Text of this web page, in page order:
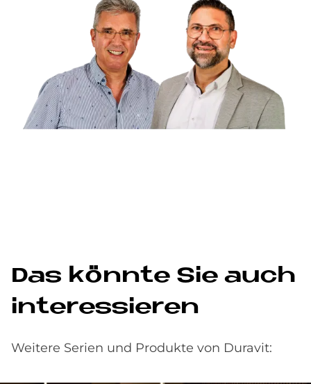
Das könn­te Sie auch
in­ter­es­sie­ren
Weitere Serien und Produkte von Duravit: